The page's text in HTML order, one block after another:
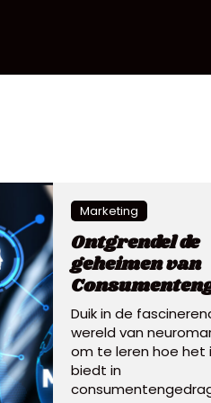
Marketing
Ontgrendel de
geheimen van
Duik in de
wereld van
om te leren hoe het
biedt in